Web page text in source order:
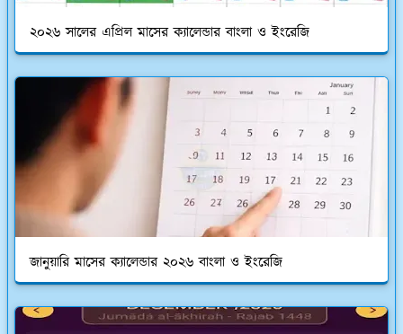
২০২৬ সালের এপ্রিল মাসের ক্যালেন্ডার বাংলা ও ইংরেজি
জানুয়ারি মাসের ক্যালেন্ডার ২০২৬ বাংলা ও ইংরেজি